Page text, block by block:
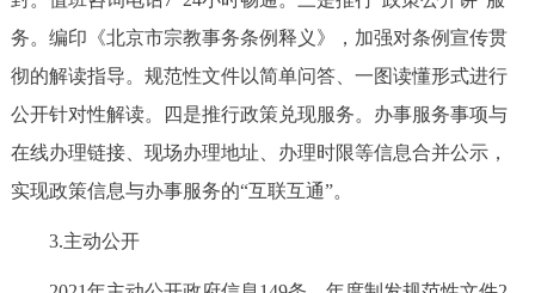
参与调查 在线访谈 图说互动
走进北京
绿色北京 图说北京
务。编印《北京市宗教事务条例释义》，加强对条例宣传贯
彻的解读指导。规范性文件以简单问答、一图读懂形式进行
公开针对性解读。四是推行政策兑现服务。办事服务事项与
在线办理链接、现场办理地址、办理时限等信息合并公示，
实现政策信息与办事服务的“互联互通”。
3.主动公开